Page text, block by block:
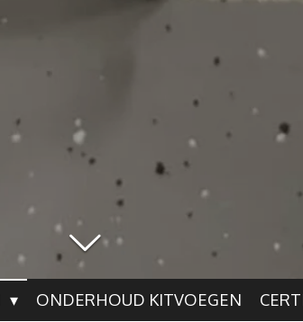
ONDERHOUD KITVOEGEN